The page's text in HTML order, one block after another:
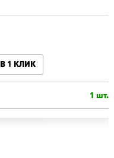
1 КЛИК
1 шт.